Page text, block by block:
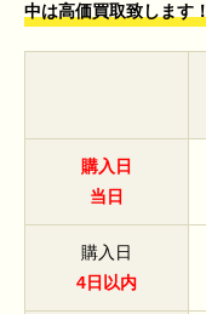
中は高価買取致します！
購入日
当日
購入日
4日以内